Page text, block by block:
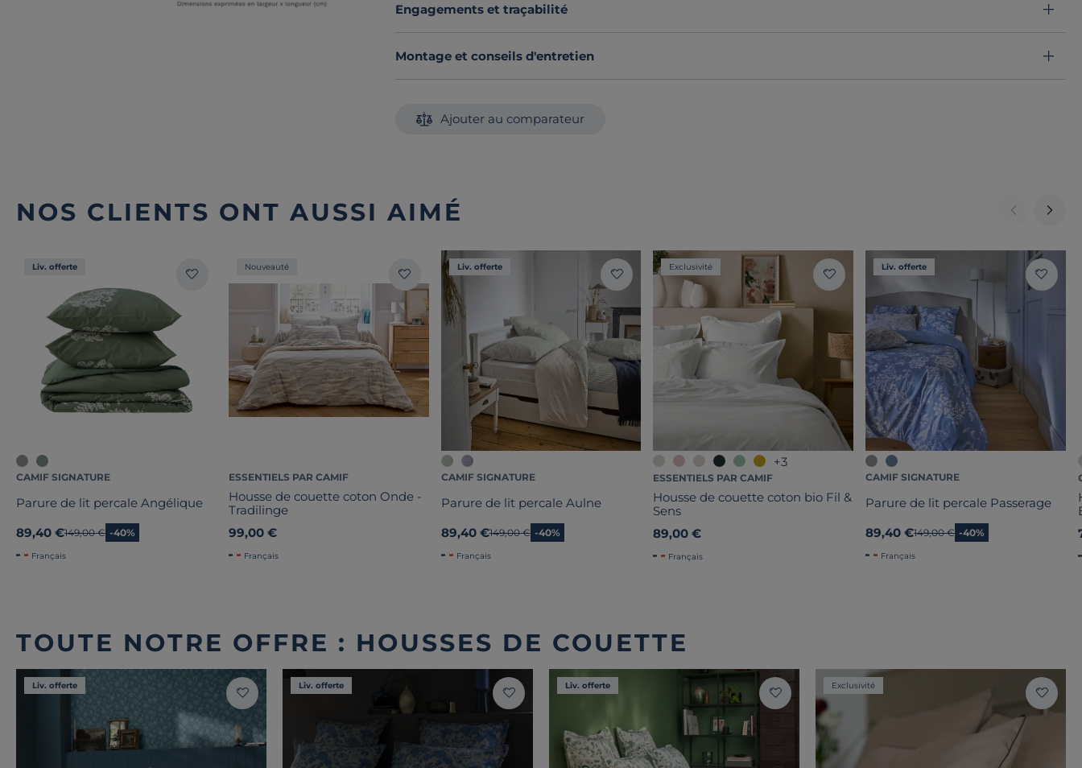
Engagements et traçabilité
Montage et conseils d'entretien
Ajouter au comparateur
NOS CLIENTS ONT AUSSI AIMÉ
Liv. offerte
CAMIF SIGNATURE
Parure de lit percale Angélique
89,40 €Ancien prix
149,00 € -40%
Français
Nouveauté
ESSENTIELS PAR CAMIF
Housse de couette coton Onde -
Tradilinge
99,00 €
Français
Liv. offerte
CAMIF SIGNATURE
Parure de lit percale Aulne
89,40 €Ancien prix
149,00 € -40%
Français
Exclusivité
+3
ESSENTIELS PAR CAMIF
Housse de couette coton bio Fil &
Sens
89,00 €
Français
Liv. offerte
CAMIF SIGNATURE
Parure de lit percale Passerage
89,40 €Ancien prix
149,00 € -40%
Français
TOUTE NOTRE OFFRE : HOUSSES DE COUETTE
Liv. offerte Liv. offerte Liv. offerte Exclusivité